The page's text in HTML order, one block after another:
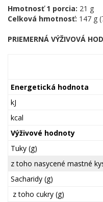
Hmotnosť 1 porcia: 21 g
Celková hmotnosť: 147 g
PRIEMERNÁ VÝŽIVOVÁ
Energetická hodnota
kJ
kcal
Výživové hodnoty
Tuky (g)
z toho nasycené mastné
Sacharidy (g)
z toho cukry (g)